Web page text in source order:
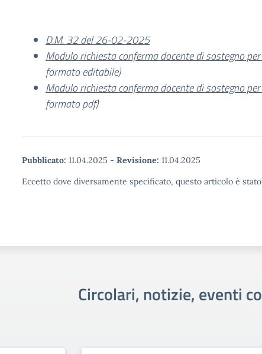
D.M. 32 del 26-02-2025
Modulo richiesta conferma docente di sostegno
formato editabile)
Modulo richiesta conferma docente di sostegno
formato pdf)
Pubblicato: 11.04.2025 - Revisione: 11.04.2025
Eccetto dove diversamente specificato, questo articolo è
Circolari, notizie, eventi